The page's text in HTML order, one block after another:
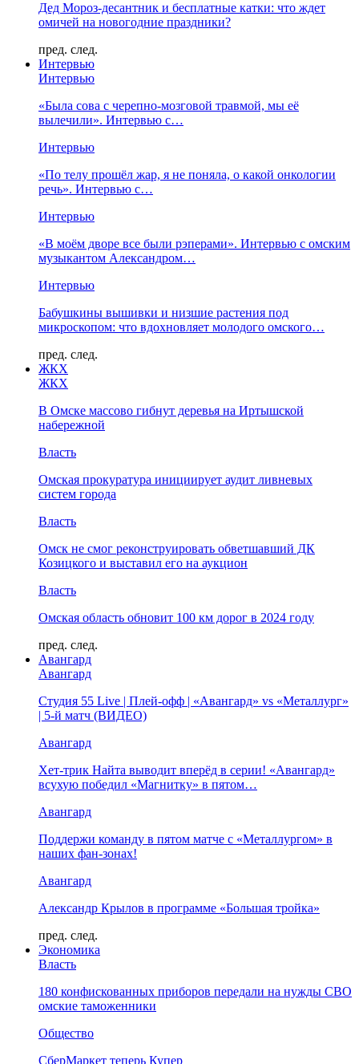
Дед Мороз-десантник и бесплатные катки: что ждет
омичей на новогодние праздники?
пред. след.
Интервью
Интервью
«Была сова с черепно-мозговой травмой, мы её
вылечили». Интервью с…
Интервью
«По телу прошёл жар, я не поняла, о какой онкологии
речь». Интервью с…
Интервью
«В моём дворе все были рэперами». Интервью с омским
музыкантом Александром…
Интервью
Бабушкины вышивки и низшие растения под
микроскопом: что вдохновляет молодого омского…
пред. след.
ЖКХ
ЖКХ
В Омске массово гибнут деревья на Иртышской
набережной
Власть
Омская прокуратура инициирует аудит ливневых
систем города
Власть
Омск не смог реконструировать обветшавший ДК
Козицкого и выставил его на аукцион
Власть
Омская область обновит 100 км дорог в 2024 году
пред. след.
Авангард
Авангард
Студия 55 Live | Плей-офф | «Авангард» vs «Металлург»
| 5-й матч (ВИДЕО)
Авангард
Хет-трик Найта выводит вперёд в серии! «Авангард»
всухую победил «Магнитку» в пятом…
Авангард
Поддержи команду в пятом матче с «Металлургом» в
наших фан-зонах!
Авангард
Александр Крылов в программе «Большая тройка»
пред. след.
Экономика
Власть
180 конфискованных приборов передали на нужды СВО
омские таможенники
Общество
СберМаркет теперь Купер